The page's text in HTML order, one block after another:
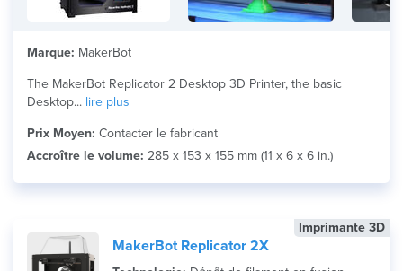
Marque: MakerBot
The MakerBot Replicator 2 Desktop 3D Printer, the basic
Desktop... lire plus
Prix Moyen: Contacter le fabricant
Accroître le volume: 285 x 153 x 155 mm (11 x 6 x 6 in.)
Imprimante 3D
MakerBot Replicator 2X